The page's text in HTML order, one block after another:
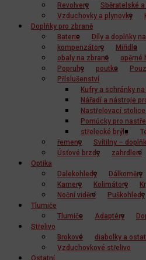
Revolvery
Sběratelské
Vzduchovky a plynovky
Doplňky pro zbraně
Baterie
Díly a doplňky
kompenzátory
Miřidla
obaly na zbraně
opěrné
Popruhy
poutka
Příslušenství
Kufry a schránky
Nářadí a nástroje
Nastřelovací
Pomůcky pro
střelecké brýle
řemeny
Svítilny –
Úsťové brzdy
zahrdlení
Optika
Dalekohledy
Dálkoměry
Kamery
Kolimátory
Noční vidění
Puškohledy
Tlumiče
Tlumiče
Adaptéry
Střelivo
Brokové
diabolky a
Vzduchovkové střelivo
Ostatní